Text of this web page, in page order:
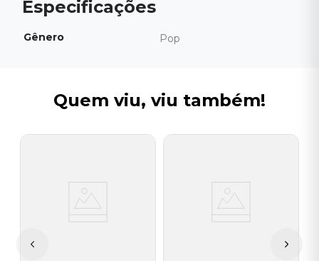
Gênero Pop
Quem viu, viu também!